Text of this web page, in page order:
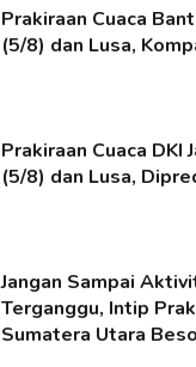
Prakiraan Cuaca
(5/8) dan Lusa,
Prakiraan Cuaca DKI
(5/8) dan Lusa,
Jangan Sampai
Terganggu, Intip
Sumatera Utara